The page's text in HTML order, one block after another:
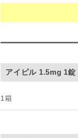
アイピル 1.5mg 1錠
1箱